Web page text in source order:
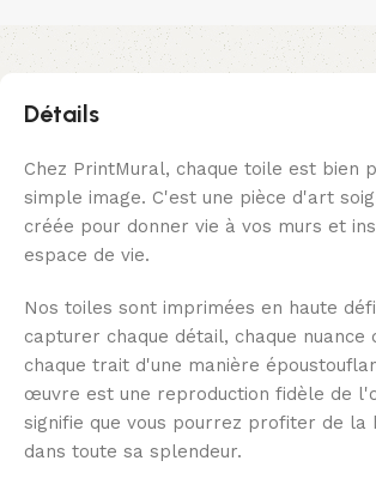
Détails
Chez PrintMural, chaque toile est bien
simple image. C'est une pièce d'art
créée pour donner vie à vos murs et
espace de vie.
Nos toiles sont imprimées en haute
capturer chaque détail, chaque nuance
chaque trait d'une manière
œuvre est une reproduction fidèle de
signifie que vous pourrez profiter de
dans toute sa splendeur.